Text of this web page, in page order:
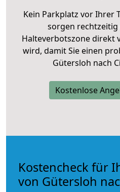
Kein Parkplatz vor Ihrer
sorgen rechtzeitig
Halteverbotszone direkt
wird, damit Sie einen
Gütersloh nach
Kostenlose
Kostencheck für
von Gütersloh